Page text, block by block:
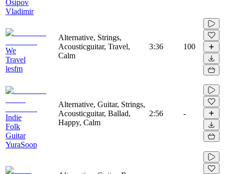
Osipov
Vladimir
We
Travel
lesfm
Alternative, Strings,
Acousticguitar, Travel,
Calm
3:36 100
Indie
Folk
Guitar
YuraSoop
Alternative, Guitar, Strings,
Acousticguitar, Ballad,
Happy, Calm
2:56 -